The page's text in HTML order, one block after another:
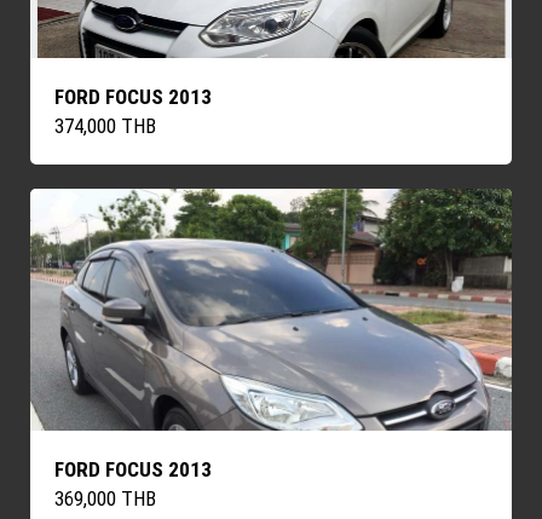
FORD FOCUS 2013
374,000 THB
FORD FOCUS 2013
369,000 THB